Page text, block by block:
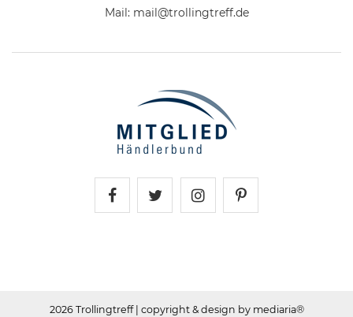
Mail: mail@trollingtreff.de
2026 Trollingtreff | copyright & design by mediaria®